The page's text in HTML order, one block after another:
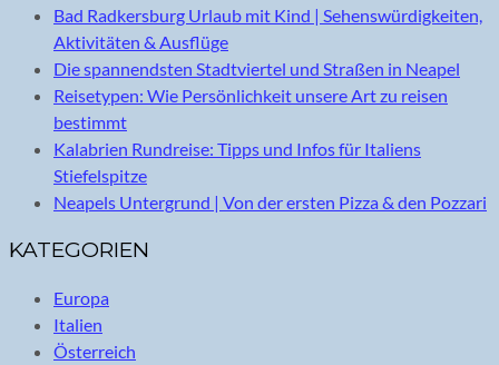
Bad Radkersburg Urlaub mit Kind | Sehenswürdigkeiten,
Aktivitäten & Ausflüge
Die spannendsten Stadtviertel und Straßen in Neapel
Reisetypen: Wie Persönlichkeit unsere Art zu reisen
bestimmt
Kalabrien Rundreise: Tipps und Infos für Italiens
Stiefelspitze
Neapels Untergrund | Von der ersten Pizza & den Pozzari
KATEGORIEN
Europa
Italien
Österreich